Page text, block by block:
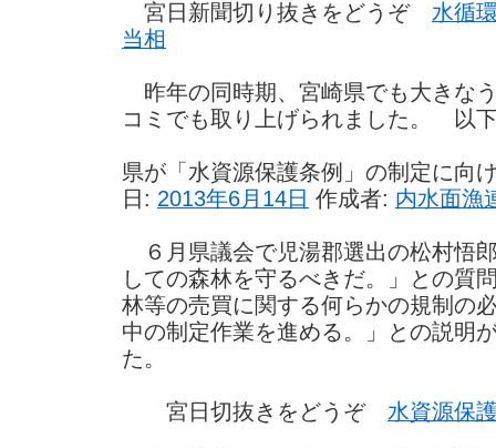
宮日新聞切り抜きをどうぞ 水循
当相
昨年の同時期、宮崎県でも大きな
コミでも取り上げられました。 以
県が「水資源保護条例」の制定に向
日: 2013年6月14日 作成者: 内水面漁
６月県議会で児湯郡選出の松村悟
しての森林を守るべきだ。」との質
林等の売買に関する何らかの規制の
中の制定作業を進める。」との説明
た。
宮日切抜きをどうぞ 水資源保